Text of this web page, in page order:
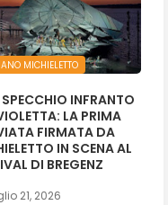
MICHIELETTO
INFRANTO
LA PRIMA
FIRMATA DA
IN SCENA AL
DI BREGENZ
21, 2026